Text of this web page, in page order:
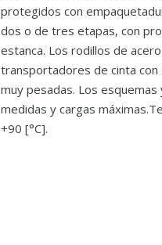
protegidos con
dos o de tres etapas, con
estanca. Los rodillos de
transportadores de cinta con
muy pesadas. Los esquemas
medidas y cargas
+90 [°C].